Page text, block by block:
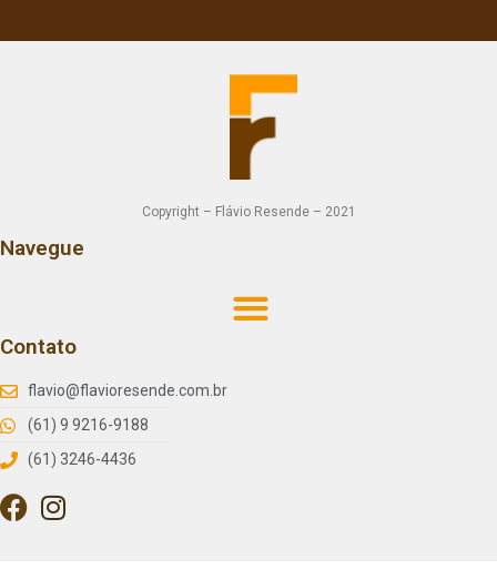
Copyright – Flávio Resende – 2021
Navegue
Contato
flavio@flavioresende.com.br
(61) 9 9216-9188
(61) 3246-4436